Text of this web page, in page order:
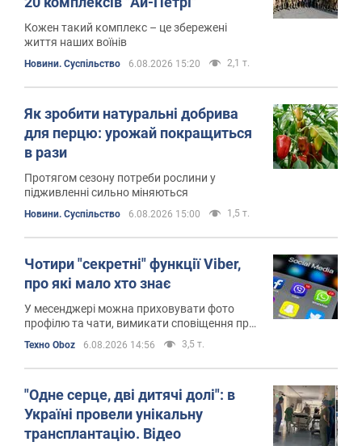
Кожен такий комплекс – це збережені
життя наших воїнів
Новини. Суспільство 6.08.2026 15:20 2,1 т.
Як зробити натуральні добрива
для перцю: урожай покращиться
в рази
Протягом сезону потреби рослини у
підживленні сильно міняються
Новини. Суспільство 6.08.2026 15:00 1,5 т.
Чотири "секретні" функції Viber,
про які мало хто знає
У месенджері можна приховувати фото
профілю та чати, вимикати сповіщення про
прочитання повідомлень і перекладати
іноземні листування
Техно Oboz 6.08.2026 14:56 3,5 т.
"Одне серце, дві дитячі долі": в
Україні провели унікальну
трансплантацію. Відео